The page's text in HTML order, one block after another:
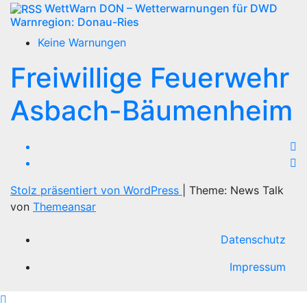
WettWarn DON – Wetterwarnungen für DWD
Warnregion: Donau-Ries
Keine Warnungen
Freiwillige Feuerwehr
Asbach-Bäumenheim
Stolz präsentiert von WordPress
Theme: News Talk
von Themeansar
Datenschutz
Impressum